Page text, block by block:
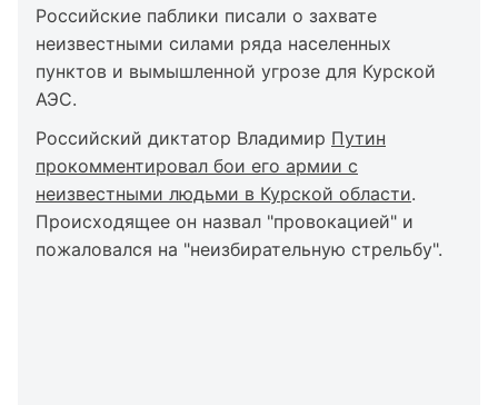
Российские паблики писали о захвате
неизвестными силами ряда населенных
пунктов и вымышленной угрозе для Курской
АЭС.
Российский диктатор Владимир Путин
прокомментировал бои его армии с
неизвестными людьми в Курской области.
Происходящее он назвал "провокацией" и
пожаловался на "неизбирательную стрельбу".